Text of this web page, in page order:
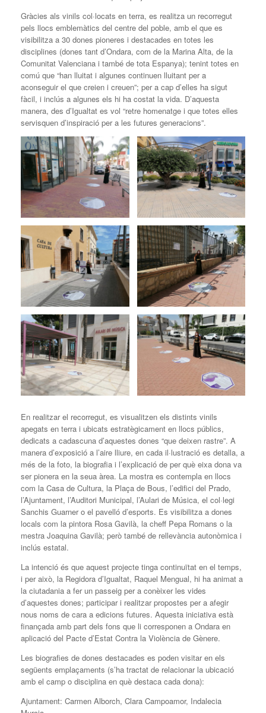
Gràcies als vinils col·locats en terra, es realitza un recorregut
pels llocs emblemàtics del centre del poble, amb el que es
visibilitza a 30 dones pioneres i destacades en totes les
disciplines (dones tant d’Ondara, com de la Marina Alta, de la
Comunitat Valenciana i també de tota Espanya); tenint totes en
comú que “han lluitat i algunes continuen lluitant per a
aconseguir el que creien i creuen”; per a cap d’elles ha sigut
fàcil, i inclús a algunes els hi ha costat la vida. D’aquesta
manera, des d’Igualtat es vol “retre homenatge i que totes elles
servisquen d’inspiració per a les futures generacions”.
En realitzar el recorregut, es visualitzen els distints vinils
apegats en terra i ubicats estratègicament en llocs públics,
dedicats a cadascuna d’aquestes dones “que deixen rastre”. A
manera d’exposició a l’aire lliure, en cada il·lustració es detalla, a
més de la foto, la biografia i l’explicació de per què eixa dona va
ser pionera en la seua àrea. La mostra es contempla en llocs
com la Casa de Cultura, la Plaça de Bous, l’edifici del Prado,
l’Ajuntament, l’Auditori Municipal, l’Aulari de Música, el col·legi
Sanchis Guarner o el pavelló d’esports. Es visibilitza a dones
locals com la pintora Rosa Gavilà, la cheff Pepa Romans o la
mestra Joaquina Gavilà; però també de rellevància autonòmica i
inclús estatal.
La intenció és que aquest projecte tinga continuïtat en el temps,
i per això, la Regidora d’Igualtat, Raquel Mengual, hi ha animat a
la ciutadania a fer un passeig per a conèixer les vides
d’aquestes dones; participar i realitzar propostes per a afegir
nous noms de cara a edicions futures. Aquesta iniciativa està
finançada amb part dels fons que li corresponen a Ondara en
aplicació del Pacte d’Estat Contra la Violència de Gènere.
Les biografies de dones destacades es poden visitar en els
següents emplaçaments (s’ha tractat de relacionar la ubicació
amb el camp o disciplina en què destaca cada dona):
Ajuntament: Carmen Alborch, Clara Campoamor, Indalecia